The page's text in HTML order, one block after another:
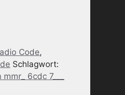
Code,
Schlagwort:
6cdc 7___